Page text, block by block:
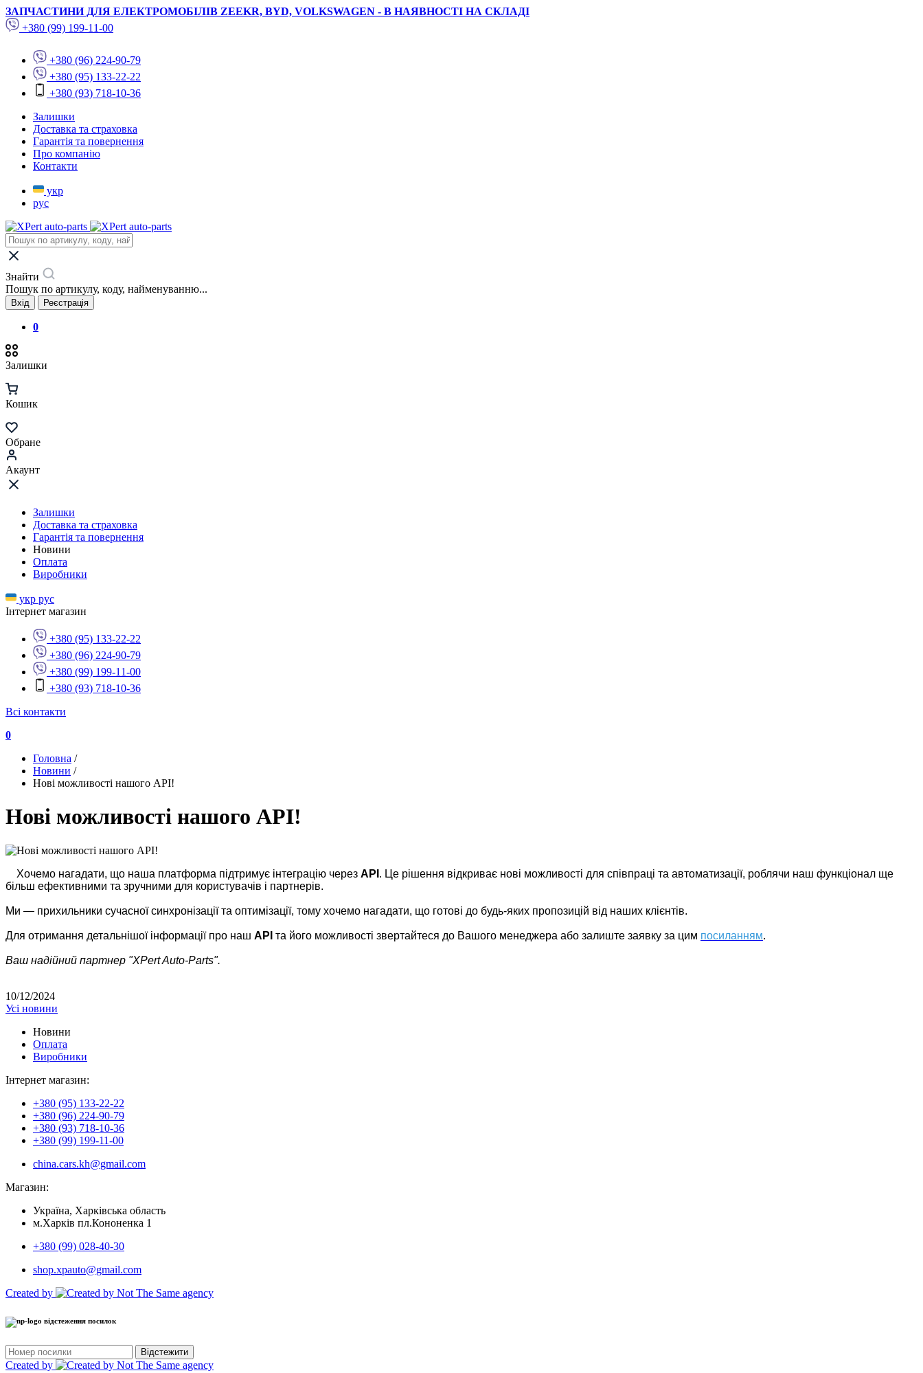
ЗАПЧАСТИНИ ДЛЯ ЕЛЕКТРОМОБІЛІВ ZEEKR, BYD, VOLKSWAGEN - В НАЯВНОСТІ НА СКЛАДІ
+380 (99) 199-11-00
+380 (96) 224-90-79
+380 (95) 133-22-22
+380 (93) 718-10-36
Залишки
Доставка та страховка
Гарантія та повернення
Про компанію
Контакти
укр
рус
Знайти
Пошук по артикулу, коду, найменуванню...
Вхід Реєстрація
0
Залишки
Кошик
Обране
Акаунт
Залишки
Доставка та страховка
Гарантія та повернення
Новини
Оплата
Виробники
укр рус
Інтернет магазин
+380 (95) 133-22-22
+380 (96) 224-90-79
+380 (99) 199-11-00
+380 (93) 718-10-36
Всі контакти
0
Головна /
Новини /
Нові можливості нашого API!
Нові можливості нашого API!
Хочемо нагадати, що наша платформа підтримує інтеграцію через API . Це рішення відкриває нові можливості для співпраці та автоматизації, роблячи наш функціонал ще
більш ефективними та зручними для користувачів і партнерів.
Ми — прихильники сучасної синхронізації та оптимізації, тому хочемо нагадати, що готові до будь-яких пропозицій від наших клієнтів.
Для отримання детальнішої інформації про наш API та його можливості звертайтеся до Вашого менеджера або залиште заявку за цим посиланням.
Ваш надійний партнер "XPert Auto-Parts".
10/12/2024
Усі новини
Новини
Оплата
Виробники
Інтернет магазин:
+380 (95) 133-22-22
+380 (96) 224-90-79
+380 (93) 718-10-36
+380 (99) 199-11-00
china.cars.kh@gmail.com
Магазин:
Україна, Харківська область
м.Харків пл.Кононенка 1
+380 (99) 028-40-30
shop.xpauto@gmail.com
Created by
відстеження посилок
Відстежити
Created by